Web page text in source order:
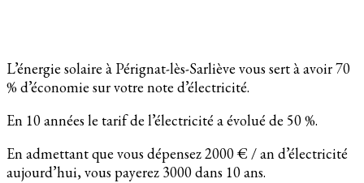
L’énergie solaire à Pérignat-lès-Sarliève vous sert à avoir 70
% d’économie sur votre note d’électricité.
En 10 années le tarif de l’électricité a évolué de 50 %.
En admettant que vous dépensez 2000 € / an d’électricité
aujourd’hui, vous payerez 3000 dans 10 ans.